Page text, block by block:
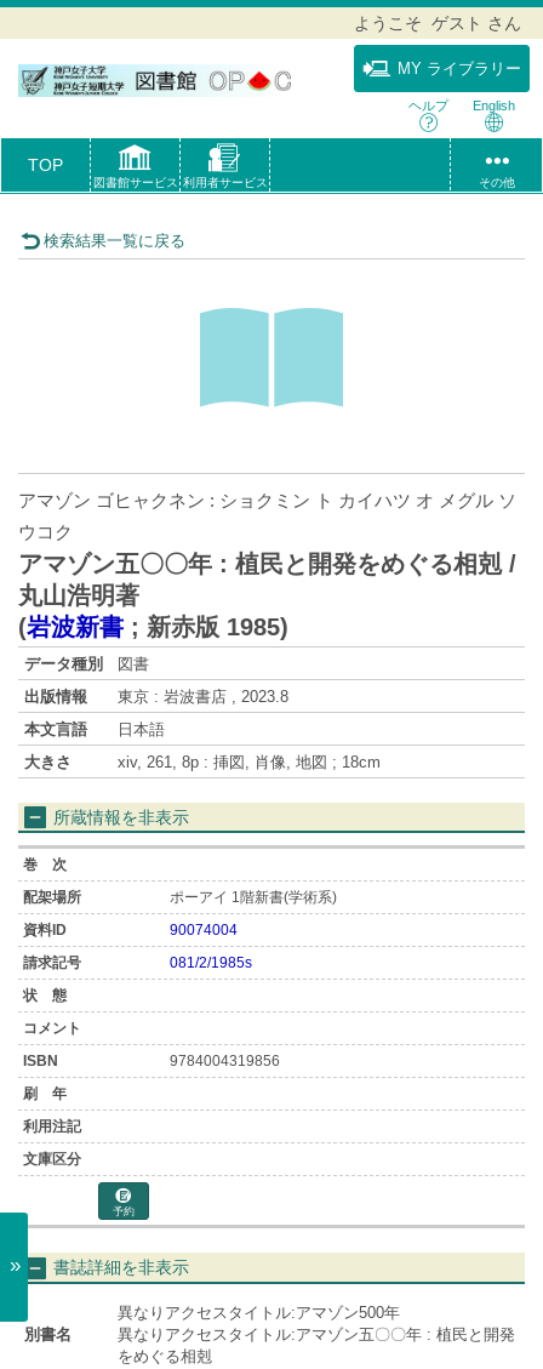
ようこそ ゲスト さん
MY ライブラリー
ヘルプ English
TOP
図書館サービス 利用者サービス その他
検索結果一覧に戻る
»
アマゾン ゴヒャクネン : ショクミン ト カイハツ オ メグル ソ
ウコク
アマゾン五〇〇年 : 植民と開発をめぐる相剋 /
丸山浩明著
(岩波新書 ; 新赤版 1985)
データ種別
図書
出版情報
東京 : 岩波書店 , 2023.8
本文言語
日本語
大きさ
xiv, 261, 8p : 挿図, 肖像, 地図 ; 18cm
所蔵情報を非表示
ポーアイ 1階新書(学術系)
90074004
081/2/1985s
9784004319856
予約
書誌詳細を非表示
別書名
異なりアクセスタイトル:アマゾン500年
異なりアクセスタイトル:アマゾン五〇〇年 : 植民と開発
をめぐる相剋